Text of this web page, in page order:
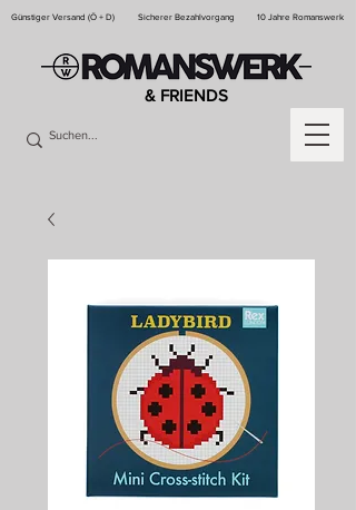
Günstiger Versand (Ö + D) Sicherer Bezahlvorgang 10 Jahre Romanswerk
& FRIENDS